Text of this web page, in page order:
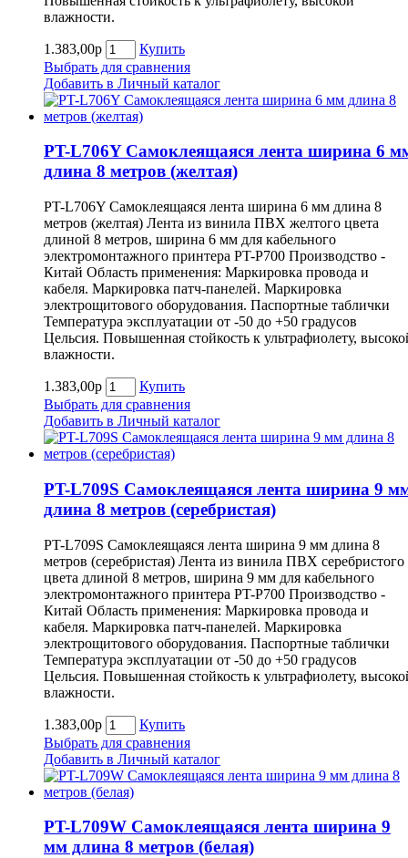
влажности.
1.383,00р
Купить
Выбрать для сравнения
Добавить в Личный каталог
PT-L706Y Самоклеящаяся лента ширина 6
длина 8 метров (желтая)
PT-L706Y Самоклеящаяся лента ширина 6 мм длина 8
метров (желтая) Лента из винила ПВХ желтого цвета
длиной 8 метров, ширина 6 мм для кабельного
электромонтажного принтера PT-P700 Производство -
Китай Область применения: Маркировка провода и
кабеля. Маркировка патч-панелей. Маркировка
электрощитового оборудования. Паспортные таблички
Температура эксплуатации от -50 до +50 градусов
Цельсия. Повышенная стойкость к ультрафиолету,
влажности.
1.383,00р
Купить
Выбрать для сравнения
Добавить в Личный каталог
PT-L709S Самоклеящаяся лента ширина 9
длина 8 метров (серебристая)
PT-L709S Самоклеящаяся лента ширина 9 мм длина 8
метров (серебристая) Лента из винила ПВХ серебристого
цвета длиной 8 метров, ширина 9 мм для кабельного
электромонтажного принтера PT-P700 Производство -
Китай Область применения: Маркировка провода и
кабеля. Маркировка патч-панелей. Маркировка
электрощитового оборудования. Паспортные таблички
Температура эксплуатации от -50 до +50 градусов
Цельсия. Повышенная стойкость к ультрафиолету,
влажности.
1.383,00р
Купить
Выбрать для сравнения
Добавить в Личный каталог
PT-L709W Самоклеящаяся лента ширина 9
мм длина 8 метров (белая)